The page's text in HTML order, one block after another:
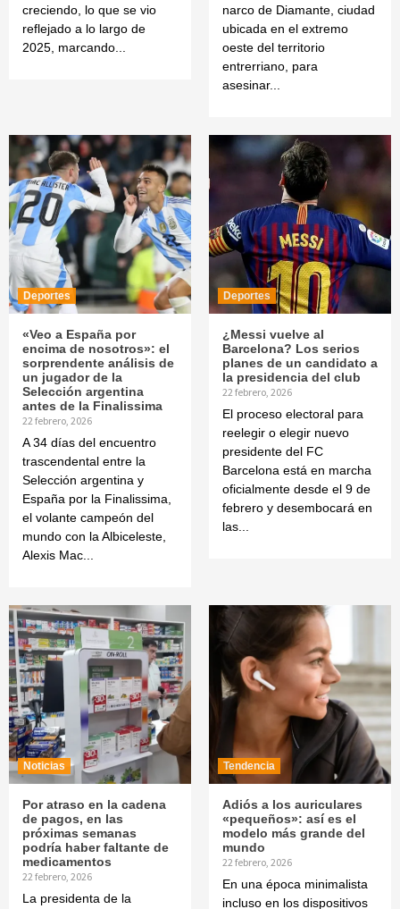
creciendo, lo que se vio
reflejado a lo largo de
2025, marcando...
narco de Diamante, ciudad
ubicada en el extremo
oeste del territorio
entrerriano, para
asesinar...
Deportes
«Veo a España por
encima de nosotros»: el
sorprendente análisis de
un jugador de la
Selección argentina
antes de la Finalissima
22 febrero, 2026
A 34 días del encuentro
trascendental entre la
Selección argentina y
España por la Finalissima,
el volante campeón del
mundo con la Albiceleste,
Alexis Mac...
Deportes
¿Messi vuelve al
Barcelona? Los serios
planes de un candidato a
la presidencia del club
22 febrero, 2026
El proceso electoral para
reelegir o elegir nuevo
presidente del FC
Barcelona está en marcha
oficialmente desde el 9 de
febrero y desembocará en
las...
Noticias
Por atraso en la cadena
de pagos, en las
próximas semanas
podría haber faltante de
medicamentos
22 febrero, 2026
La presidenta de la
Tendencia
Adiós a los auriculares
«pequeños»: así es el
modelo más grande del
mundo
22 febrero, 2026
En una época minimalista
incluso en los dispositivos